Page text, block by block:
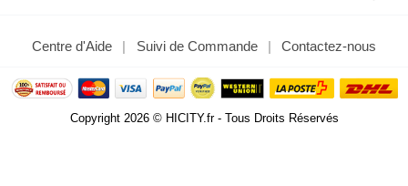
Centre d'Aide Suivi de Commande Contactez-nous
Copyright 2026 © HICITY.fr - Tous Droits Réservés